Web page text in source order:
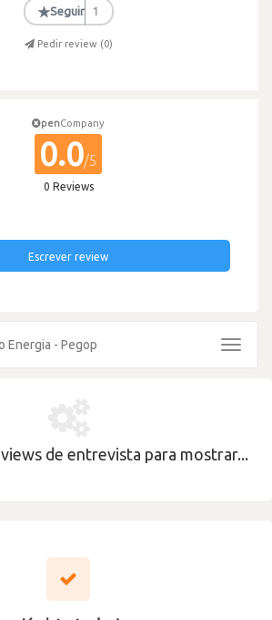
★Seguir 1
Pedir review (0)
penCompany
0.0/5
0 Reviews
Escrever review
Energia - Pegop
Toggle
de entrevista para mostrar...